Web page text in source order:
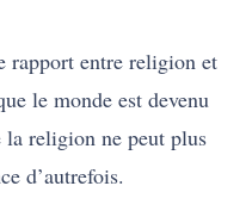
rapport entre religion et
le monde est devenu
la religion ne peut plus
d’autrefois.